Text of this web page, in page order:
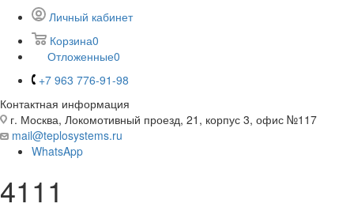
Личный кабинет
Корзина0
Отложенные0
+7 963 776-91-98
Контактная информация
г. Москва, Локомотивный проезд, 21, корпус 3, офис №117
mail@teplosystems.ru
WhatsApp
4111